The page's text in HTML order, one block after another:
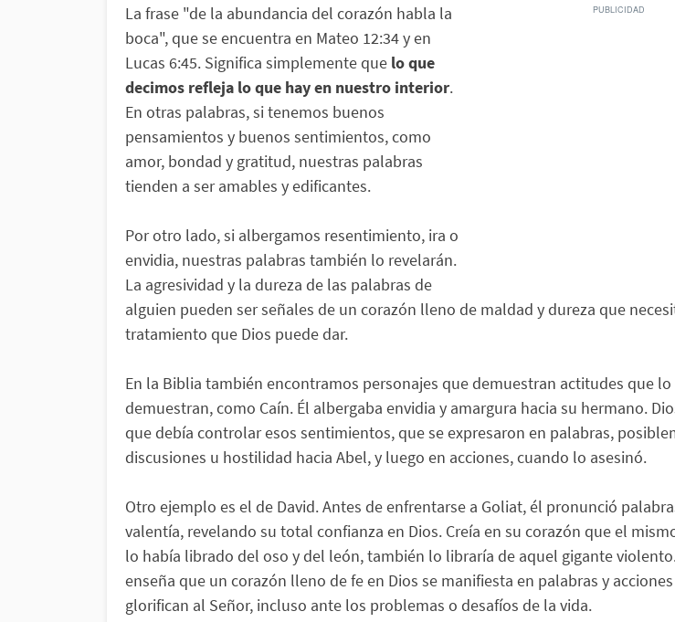
La frase "de la abundancia del corazón habla la
boca", que se encuentra en Mateo 12:34 y en
Lucas 6:45. Significa simplemente que lo que
decimos refleja lo que hay en nuestro interior.
En otras palabras, si tenemos buenos
pensamientos y buenos sentimientos, como
amor, bondad y gratitud, nuestras palabras
tienden a ser amables y edificantes.
Por otro lado, si albergamos resentimiento, ira o
envidia, nuestras palabras también lo revelarán.
La agresividad y la dureza de las palabras de
alguien pueden ser señales de un corazón lleno de maldad y dureza que
tratamiento que Dios puede dar.
En la Biblia también encontramos personajes que demuestran actitudes que lo
demuestran, como Caín. Él albergaba envidia y amargura hacia su hermano.
que debía controlar esos sentimientos, que se expresaron en palabras,
discusiones u hostilidad hacia Abel, y luego en acciones, cuando lo asesinó.
Otro ejemplo es el de David. Antes de enfrentarse a Goliat, él pronunció
valentía, revelando su total confianza en Dios. Creía en su corazón que el
lo había librado del oso y del león, también lo libraría de aquel gigante
enseña que un corazón lleno de fe en Dios se manifiesta en palabras y
glorifican al Señor, incluso ante los problemas o desafíos de la vida.